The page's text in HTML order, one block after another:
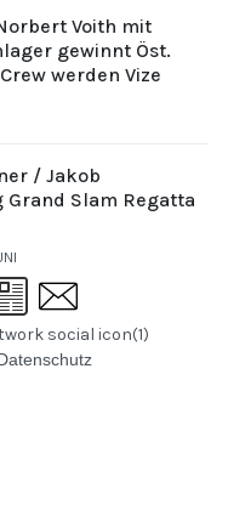
Voith mit
gewinnt Öst.
werden Vize
/ Jakob
Grand Slam Regatta